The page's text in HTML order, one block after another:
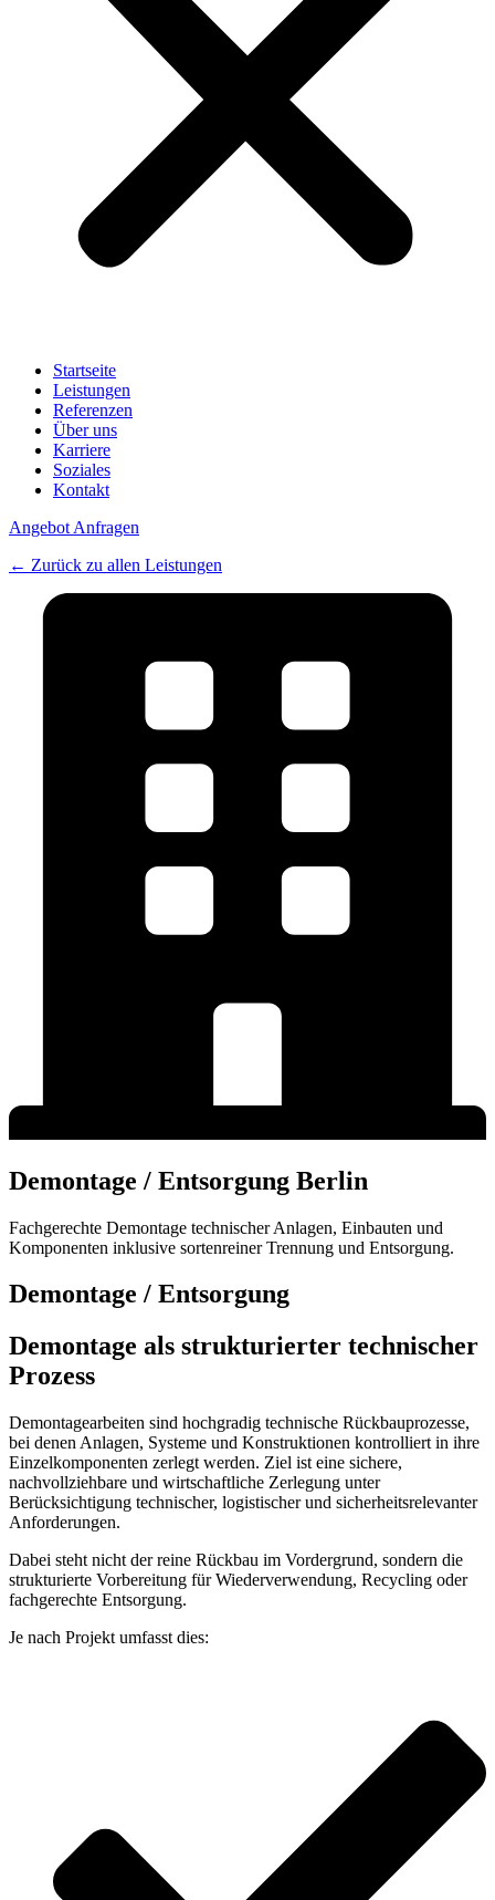
Startseite
Leistungen
Referenzen
Über uns
Karriere
Soziales
Kontakt
Angebot Anfragen
← Zurück zu allen Leistungen
Demontage / Entsorgung Berlin
Fachgerechte Demontage technischer Anlagen, Einbauten und
Komponenten inklusive sortenreiner Trennung und Entsorgung.
Demontage / Entsorgung
Demontage als strukturierter technischer
Prozess
Demontagearbeiten sind hochgradig technische Rückbauprozesse,
bei denen Anlagen, Systeme und Konstruktionen kontrolliert in ihre
Einzelkomponenten zerlegt werden. Ziel ist eine sichere,
nachvollziehbare und wirtschaftliche Zerlegung unter
Berücksichtigung technischer, logistischer und sicherheitsrelevanter
Anforderungen.
Dabei steht nicht der reine Rückbau im Vordergrund, sondern die
strukturierte Vorbereitung für Wiederverwendung, Recycling oder
fachgerechte Entsorgung.
Je nach Projekt umfasst dies: